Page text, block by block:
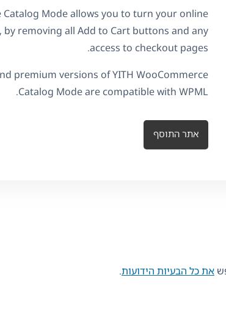
Catalog Mode allows you to turn your online
by removing all Add to Cart buttons and any
access to checkout pages.
premium versions of YITH WooCommerce
Catalog Mode are compatible with WPML.
אתר התוסף
את כל הבעיות הידועות.